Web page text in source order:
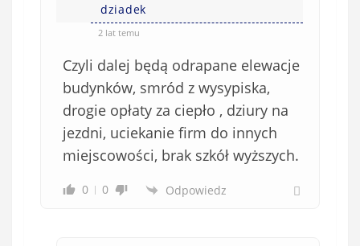
dziadek
2 lat temu
Czyli dalej będą odrapane elewacje
budynków, smród z wysypiska,
drogie opłaty za ciepło , dziury na
jezdni, uciekanie firm do innych
miejscowości, brak szkół wyższych.
0 0 Odpowiedz